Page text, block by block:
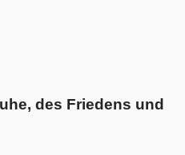
des Friedens und